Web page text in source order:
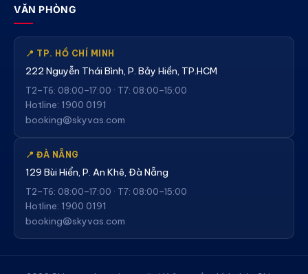
VĂN PHÒNG
📍 TP. HỒ CHÍ MINH
222 Nguyễn Thái Bình, P. Bảy Hiền, TP.HCM
T2–T6: 08:00–17:00 · T7: 08:00–15:00
Hotline: 1900 0191
booking@skyvas.com
📍 ĐÀ NẴNG
129 Bùi Hiển, P. An Khê, Đà Nẵng
T2–T6: 08:00–17:00 · T7: 08:00–15:00
Hotline: 1900 0191
booking@skyvas.com